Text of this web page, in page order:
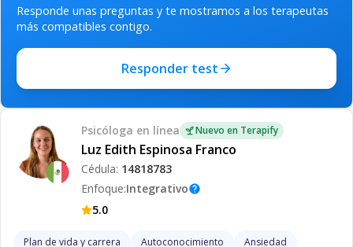
Responde unas preguntas y te mostramos a los terapeutas
más compatibles contigo.
Responder test
Psicóloga en línea Nuevo en Terapify
Luz Edith Espinosa Franco
Cédula: 14818783
Enfoque:Integrativohelp
5.0
Plan de vida y carrera Autoconocimiento
Ansiedad